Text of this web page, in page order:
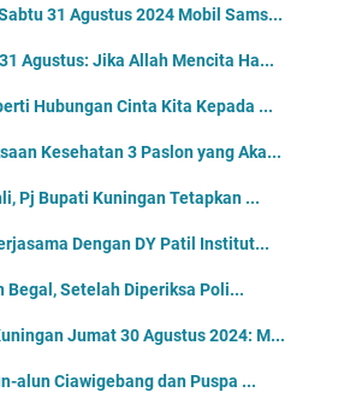
31 Agustus 2024 Mobil Sams...
Agustus: Jika Allah Mencita Ha...
Hubungan Cinta Kita Kepada ...
Kesehatan 3 Paslon yang Aka...
Pj Bupati Kuningan Tetapkan ...
Dengan DY Patil Institut...
Begal, Setelah Diperiksa Poli...
Jumat 30 Agustus 2024: M...
alun Ciawigebang dan Puspa ...